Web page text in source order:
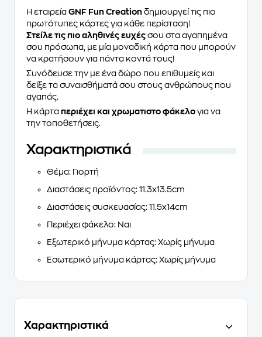
Η εταιρεία GNF Fun Creation δημιουργεί τις πιο
πρωτότυπες κάρτες για κάθε περίσταση!
Στείλε τις πιο αληθινές ευχές σου στα αγαπημένα
σου πρόσωπα, με μία μοναδική κάρτα που μπορούν
να κρατήσουν για πάντα κοντά τους!
Συνόδευσε την με ένα δώρο που επιθυμείς και
δείξε τα συναισθήματά σου στους ανθρώπους που
αγαπάς.
Η κάρτα περιέχει και χρωματιστο φάκελο για να
την τοποθετήσεις.
Χαρακτηριστικά
Θέμα: Γιορτή
Διαστάσεις προϊόντος: 11.3x13.5cm
Διαστάσεις συσκευασίας: 11.5x14cm
Περιέχει φάκελο: Ναι
Εξωτερικό μήνυμα κάρτας: Χωρίς μήνυμα
Εσωτερικό μήνυμα κάρτας: Χωρίς μήνυμα
Χαρακτηριστικά